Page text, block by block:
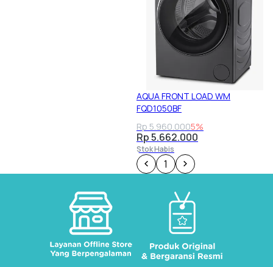
AQUA FRONT LOAD WM
FQD1050BF
Rp 5.960.0005%
Rp 5.662.000
Stok Habis
1